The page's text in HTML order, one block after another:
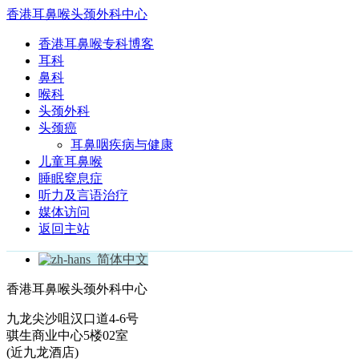
香港耳鼻喉头颈外科中心
香港耳鼻喉专科博客
耳科
鼻科
喉科
头颈外科
头颈癌
耳鼻咽疾病与健康
儿童耳鼻喉
睡眠窒息症
听力及言语治疗
媒体访问
返回主站
简体中文
香港耳鼻喉头颈外科中心
九龙尖沙咀汉口道4-6号
骐生商业中心5楼02室
(近九龙酒店)